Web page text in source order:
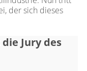
Jury des